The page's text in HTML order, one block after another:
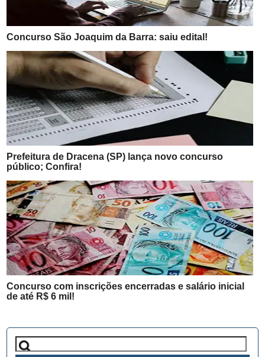
Concurso São Joaquim da Barra: saiu edital!
Prefeitura de Dracena (SP) lança novo concurso
público; Confira!
Concurso com inscrições encerradas e salário inicial
de até R$ 6 mil!
Pesquisar
por: